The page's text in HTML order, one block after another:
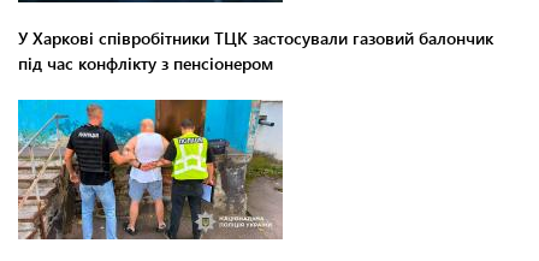
У Харкові співробітники ТЦК застосували газовий балончик
під час конфлікту з пенсіонером